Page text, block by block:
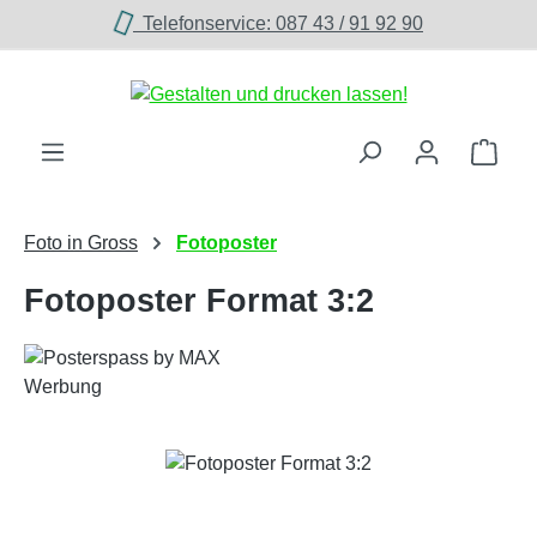
Zum Hauptinhalt springenTelefonservice: 087 43 / 91 92 90
Foto in Gross Fotoposter
Fotoposter Format 3:2
Bildergalerie überspringen